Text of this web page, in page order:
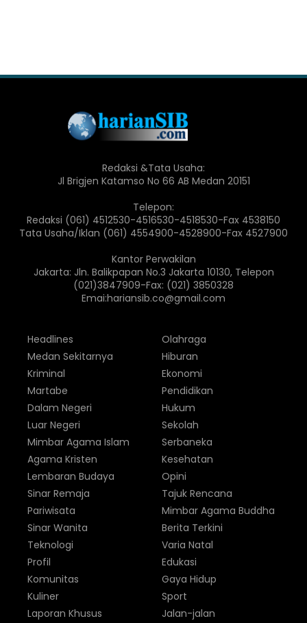
Redaksi &Tata Usaha:
Jl Brigjen Katamso No 66 AB Medan 20151
Telepon:
Redaksi (061) 4512530-4516530-4518530-Fax 4538150
Tata Usaha/Iklan (061) 4554900-4528900-Fax 4527900
Kantor Perwakilan
Jakarta: Jln. Balikpapan No.3 Jakarta 10130, Telepon
(021)3847909-Fax: (021) 3850328
Emai:hariansib.co@gmail.com
Headlines
Medan Sekitarnya
Kriminal
Martabe
Dalam Negeri
Luar Negeri
Olahraga
Hiburan
Ekonomi
Pendidikan
Hukum
Sekolah
Mimbar Agama Islam
Agama Kristen
Lembaran Budaya
Sinar Remaja
Pariwisata
Sinar Wanita
Serbaneka
Kesehatan
Opini
Tajuk Rencana
Mimbar Agama Buddha
Berita Terkini
Teknologi
Profil
Komunitas
Kuliner
Laporan Khusus
Varia Natal
Edukasi
Gaya Hidup
Sport
Jalan-jalan